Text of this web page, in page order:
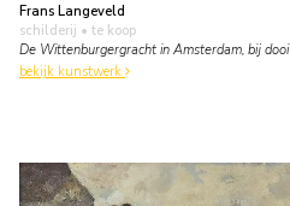
Frans Langeveld
schilderij • te koop
De Wittenburgergracht in Amsterdam, bij dooi
bekijk kunstwerk